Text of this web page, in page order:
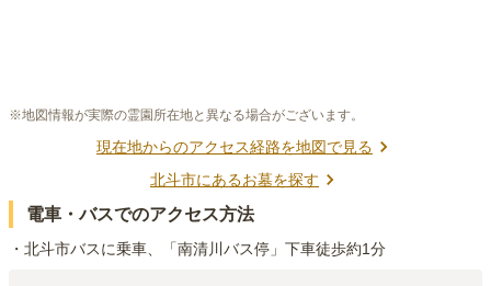
※地図情報が実際の霊園所在地と異なる場合がございます。
現在地からのアクセス経路を地図で見る
北斗市にあるお墓を探す
電車・バスでのアクセス方法
・北斗市バスに乗車、「南清川バス停」下車徒歩約1分